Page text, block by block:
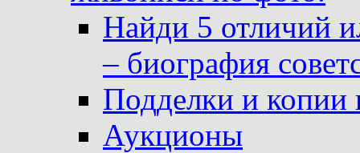
Найди 5 отличий
– биография
Подделки и копии
Аукционы